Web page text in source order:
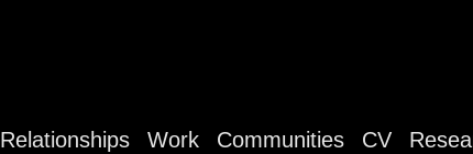
Relationships Work Communities CV